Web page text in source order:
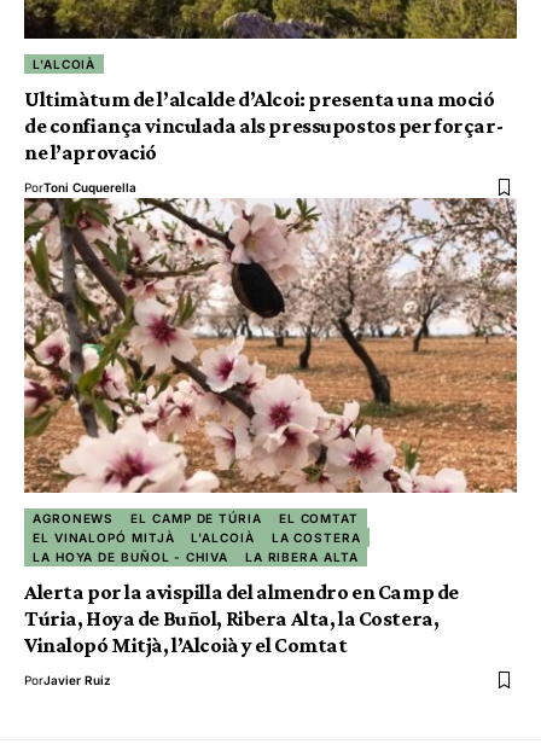
L'ALCOIÀ
Ultimàtum de l’alcalde d’Alcoi: presenta una moció
de confiança vinculada als pressupostos per forçar-
ne l’aprovació
PorToni Cuquerella
AGRONEWS EL CAMP DE TÚRIA
EL COMTAT
EL VINALOPÓ MITJÀ
L'ALCOIÀ
LA COSTERA
LA HOYA DE BUÑOL - CHIVA
LA RIBERA ALTA
Alerta por la avispilla del almendro en Camp de
Túria, Hoya de Buñol, Ribera Alta, la Costera,
Vinalopó Mitjà, l’Alcoià y el Comtat
PorJavier Ruiz